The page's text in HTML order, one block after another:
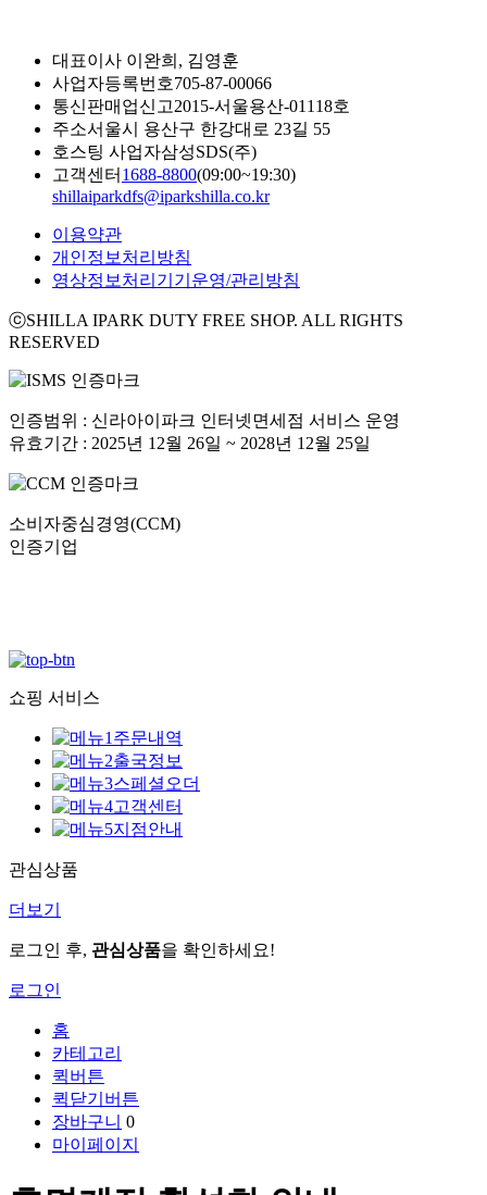
대표이사 이완희, 김영훈
사업자등록번호705-87-00066
통신판매업신고2015-서울용산-01118호
주소서울시 용산구 한강대로 23길 55
호스팅 사업자삼성SDS(주)
고객센터 1688-8800(09:00~19:30)
shillaiparkdfs@iparkshilla.co.kr
이용약관
개인정보처리방침
영상정보처리기기운영/관리방침
ⓒSHILLA IPARK DUTY FREE SHOP. ALL RIGHTS
RESERVED
인증범위 : 신라아이파크 인터넷면세점 서비스 운영
유효기간 : 2025년 12월 26일 ~ 2028년 12월 25일
소비자중심경영(CCM)
인증기업
쇼핑 서비스
주문내역
출국정보
스페셜오더
고객센터
지점안내
관심상품
더보기
로그인 후, 관심상품을 확인하세요!
로그인
홈
카테고리
퀵버튼
퀵닫기버튼
장바구니 0
마이페이지